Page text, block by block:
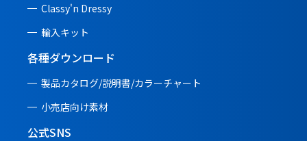
Classy'n Dressy
輸入キット
各種ダウンロード
製品カタログ/説明書/カラーチャート
小売店向け素材
公式SNS